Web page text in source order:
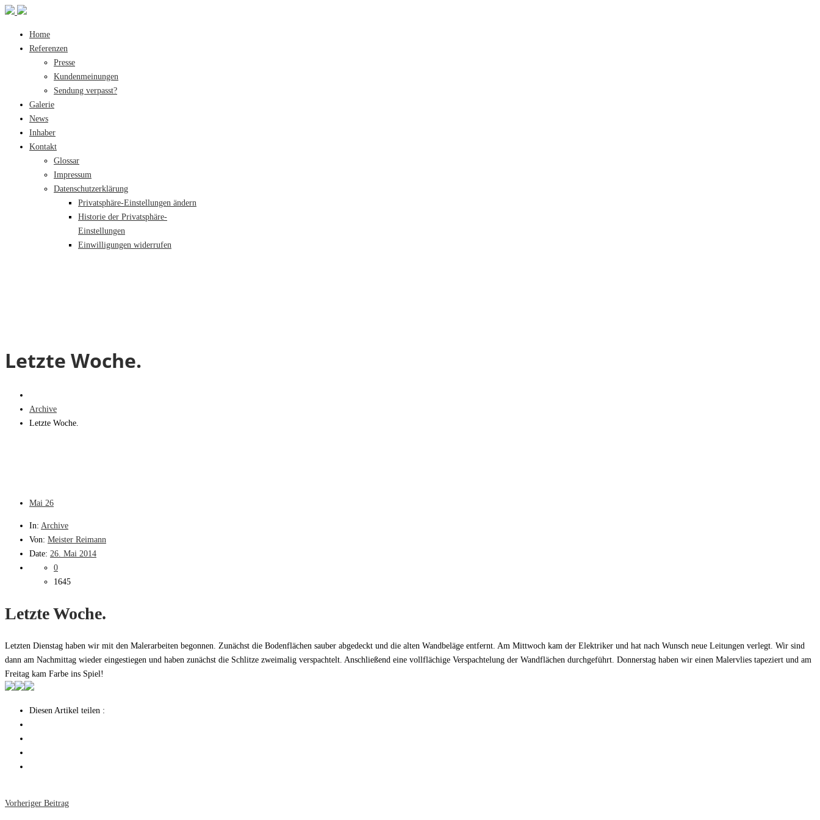
Home
Referenzen
Presse
Kundenmeinungen
Sendung verpasst?
Galerie
News
Inhaber
Kontakt
Glossar
Impressum
Datenschutzerklärung
Privatsphäre-Einstellungen ändern
Historie der Privatsphäre-
Einstellungen
Einwilligungen widerrufen
Letzte Woche.
Archive
Letzte Woche.
Mai 26
In: Archive
Von: Meister Reimann
Date: 26. Mai 2014
0
1645
Letzte Woche.
Letzten Dienstag haben wir mit den Malerarbeiten begonnen. Zunächst die Bodenflächen sauber abgedeckt und die alten Wandbeläge entfernt. Am Mittwoch kam der Elektriker und hat nach Wunsch neue Leitungen verlegt. Wir sind
dann am Nachmittag wieder eingestiegen und haben zunächst die Schlitze zweimalig verspachtelt. Anschließend eine vollflächige Verspachtelung der Wandflächen durchgeführt. Donnerstag haben wir einen Malervlies tapeziert und am
Freitag kam Farbe ins Spiel!
Diesen Artikel teilen :
Vorheriger Beitrag